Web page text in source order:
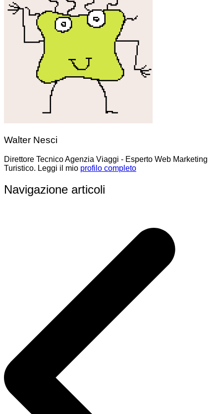
Walter Nesci
Direttore Tecnico Agenzia Viaggi - Esperto Web Marketing
Turistico. Leggi il mio profilo completo
Navigazione articoli